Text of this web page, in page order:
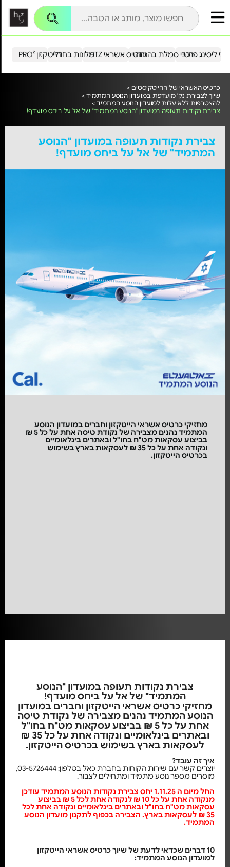
הייטקזון PRO²מלונות בחו"ל כרטיס אשראי HTZ ליסינג פרטירכבי סמלת בהנחה
כרטיס האשראי של ההייטקיסטים >
שיוך לצבירת נק' מועדפת במועדון הנוסע המתמיד >
להצטרפות ללא עלות למועדון הנוסע המתמיד >
צבירת נקודות תעופה במועדון "הנוסע המתמיד" של אל על ביחס מועדף!
צבירת נקודות תעופה במועדון "הנוסע
המתמיד" של אל על ביחס מועדף!
מחזיקי כרטיס אשראי הייטקזון וחברים במועדון הנוסע
המתמיד נהנים מצבירה של נקודת טיסה אחת על כל 5 ₪
בביצוע עסקאות מט"ח בחו"ל ובאתרים בינלאומיים
ונקודה אחת על כל 35 ₪ לעסקאות בארץ בשימוש
בכרטיס הייטקזון.
צבירת נקודות תעופה במועדון "הנוסע
המתמיד" של אל על ביחס מועדף!
מחזיקי כרטיס אשראי הייטקזון וחברים במועדון
הנוסע המתמיד נהנים מצבירה של נקודת טיסה
אחת על כל 5 ₪ בביצוע עסקאות מט"ח בחו"ל
ובאתרים בינלאומיים ונקודה אחת על כל 35 ₪
לעסקאות בארץ בשימוש בכרטיס הייטקזון.
איך זה עובד?
יוצרים קשר עם שירות הקוחות בחברת כאל בטלפון: 03-5726444,
מוסרים מספר נוסע מתמיד ומתחילים לצבור.
החל מיום ה 1.11.25 יחס צבירת נקודות הנוסע המתמיד עודכן
מנקודה אחת על כל 10 ₪ לנקודה אחת לכל 5 ₪ בביצוע
עסקאות מט"ח בחו"ל ובאתרים בינלאומיים ונקודה אחת לכל
35 ₪ לעסקאות בארץ. הצבירה בכפוף לתקנון מועדון הנוסע
המתמיד.
10 דברים שכדאי לדעת של שיוך כרטיס אשראי הייטקזון
למועדון הנוסע המתמיד: